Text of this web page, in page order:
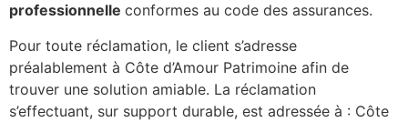
professionnelle conformes au code des assurances.
Pour toute réclamation, le client s’adresse
préalablement à Côte d’Amour Patrimoine afin de
trouver une solution amiable. La réclamation
s’effectuant, sur support durable, est adressée à : Côte